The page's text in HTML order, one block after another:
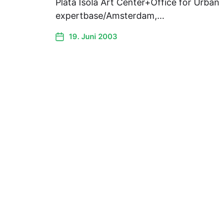
Plata Isola Art Center+Office for
expertbase/Amsterdam,…
19. Juni 2003